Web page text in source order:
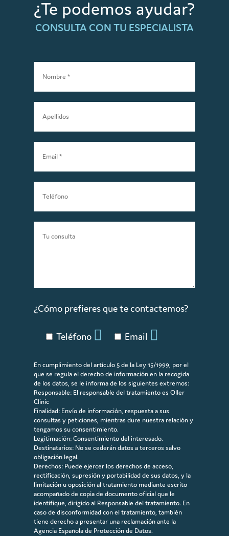
¿Te podemos ayudar?
CONSULTA CON TU ESPECIALISTA
¿Cómo prefieres que te contactemos?
Teléfono Email
En cumplimiento del artículo 5 de la Ley 15/1999, por el
que se regula el derecho de información en la recogida
de los datos, se le informa de los siguientes extremos:
Responsable: El responsable del tratamiento es Oller
Clinic
Finalidad: Envío de información, respuesta a sus
consultas y peticiones, mientras dure nuestra relación y
tengamos su consentimiento.
Legitimación: Consentimiento del interesado.
Destinatarios: No se cederán datos a terceros salvo
obligación legal.
Derechos: Puede ejercer los derechos de acceso,
rectificación, supresión y portabilidad de sus datos, y la
limitación u oposición al tratamiento mediante escrito
acompañado de copia de documento oficial que le
identifique, dirigido al Responsable del tratamiento. En
caso de disconformidad con el tratamiento, también
tiene derecho a presentar una reclamación ante la
Agencia Española de Protección de Datos.